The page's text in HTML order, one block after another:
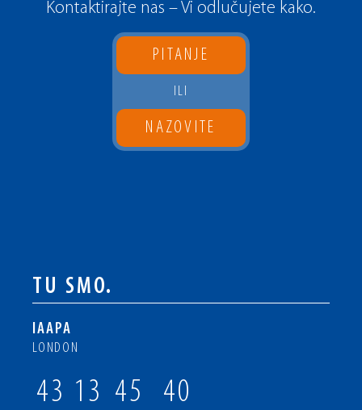
Kontaktirajte nas – Vi odlučujete kako.
PITANJE
ILI
NAZOVITE
TU SMO.
IAAPA
LONDON
43 13 45 39